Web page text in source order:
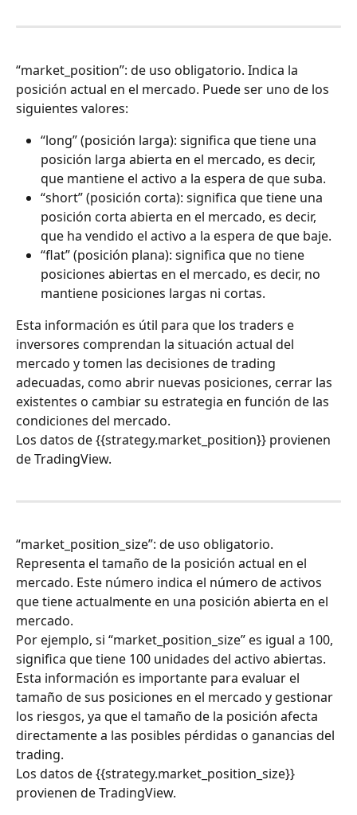
“market_position”: de uso obligatorio. Indica la
posición actual en el mercado. Puede ser uno de los
siguientes valores:
“long” (posición larga): significa que tiene una
posición larga abierta en el mercado, es decir,
que mantiene el activo a la espera de que suba.
“short” (posición corta): significa que tiene una
posición corta abierta en el mercado, es decir,
que ha vendido el activo a la espera de que baje.
“flat” (posición plana): significa que no tiene
posiciones abiertas en el mercado, es decir, no
mantiene posiciones largas ni cortas.
Esta información es útil para que los traders e
inversores comprendan la situación actual del
mercado y tomen las decisiones de trading
adecuadas, como abrir nuevas posiciones, cerrar las
existentes o cambiar su estrategia en función de las
condiciones del mercado.
Los datos de {{strategy.market_position}} provienen
de TradingView.
“market_position_size”: de uso obligatorio.
Representa el tamaño de la posición actual en el
mercado. Este número indica el número de activos
que tiene actualmente en una posición abierta en el
mercado.
Por ejemplo, si “market_position_size” es igual a 100,
significa que tiene 100 unidades del activo abiertas.
Esta información es importante para evaluar el
tamaño de sus posiciones en el mercado y gestionar
los riesgos, ya que el tamaño de la posición afecta
directamente a las posibles pérdidas o ganancias del
trading.
Los datos de {{strategy.market_position_size}}
provienen de TradingView.